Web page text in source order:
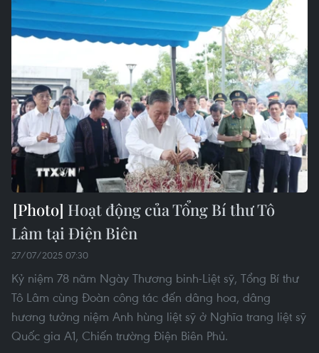
Hoạt động của Tổng Bí thư Tô
Lâm tại Điện Biên
27/07/2025 07:30
Kỷ niệm 78 năm Ngày Thương binh-Liệt sỹ, Tổng Bí thư
Tô Lâm cùng Đoàn công tác đến dâng hoa, dâng
hương tưởng niệm Anh hùng liệt sỹ ở Nghĩa trang liệt sỹ
Quốc gia A1, Chiến trường Điện Biên Phủ.